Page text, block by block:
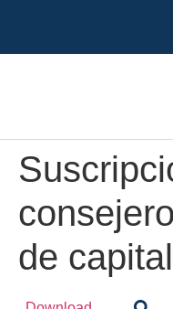
de capital